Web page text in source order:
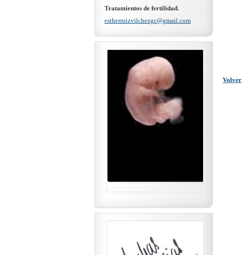
Volver
Tratamientos de fertilidad.
estherruizvilchezgc@gmail.com